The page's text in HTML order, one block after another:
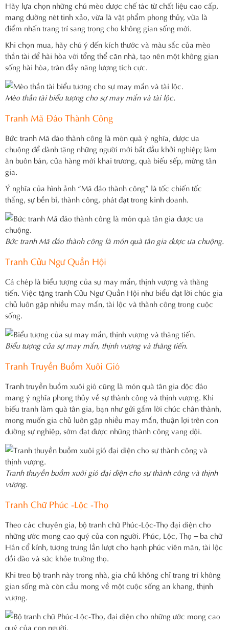
Hãy lựa chọn những chú mèo được chế tác từ chất liệu cao cấp,
mang đường nét tinh xảo, vừa là vật phẩm phong thủy, vừa là
điểm nhấn trang trí sang trọng cho không gian sống mới.
Khi chọn mua, hãy chú ý đến kích thước và màu sắc của mèo
thần tài để hài hòa với tổng thể căn nhà, tạo nên một không gian
sống hài hòa, tràn đầy năng lượng tích cực.
Mèo thần tài biểu tượng cho sự may mắn và tài lộc.
Tranh Mã Đáo Thành Công
Bức tranh Mã đáo thành công là món quà ý nghĩa, được ưa
chuộng để dành tặng những người mới bắt đầu khởi nghiệp; làm
ăn buôn bán, cửa hàng mới khai trương, quà biếu sếp, mừng tân
gia.
Ý nghĩa của hình ảnh “Mã đáo thành công” là tốc chiến tốc
thắng, sự bền bỉ, thành công, phát đạt trong kinh doanh.
Bức tranh Mã đáo thành công là món quà tân gia được ưa chuộng.
Tranh Cửu Ngư Quần Hội
Cá chép là biểu tượng của sự may mắn, thịnh vượng và thăng
tiến. Việc tặng tranh Cửu Ngư Quần Hội như biểu đạt lời chúc gia
chủ luôn gặp nhiều may mắn, tài lộc và thành công trong cuộc
sống.
Biểu tượng của sự may mắn, thịnh vượng và thăng tiến.
Tranh Truyền Buồm Xuôi Gió
Tranh truyền buồm xuôi gió cũng là món quà tân gia độc đáo
mang ý nghĩa phong thủy về sự thành công và thịnh vượng. Khi
biếu tranh làm quà tân gia, bạn như gửi gắm lời chúc chân thành,
mong muốn gia chủ luôn gặp nhiều may mắn, thuận lợi trên con
đường sự nghiệp, sớm đạt được những thành công vang dội.
Tranh thuyền buồm xuôi gió đại diện cho sự thành công và thịnh
vượng.
Tranh Chữ Phúc -Lộc -Thọ
Theo các chuyên gia, bộ tranh chữ Phúc-Lộc-Thọ đại diện cho
những ước mong cao quý của con người. Phúc, Lộc, Thọ – ba chữ
Hán cổ kính, tượng trưng lần lượt cho hạnh phúc viên mãn, tài lộc
dồi dào và sức khỏe trường thọ.
Khi treo bộ tranh này trong nhà, gia chủ không chỉ trang trí không
gian sống mà còn cầu mong về một cuộc sống an khang, thịnh
vượng.